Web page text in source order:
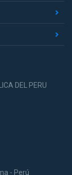
DEL PERU
- Perú